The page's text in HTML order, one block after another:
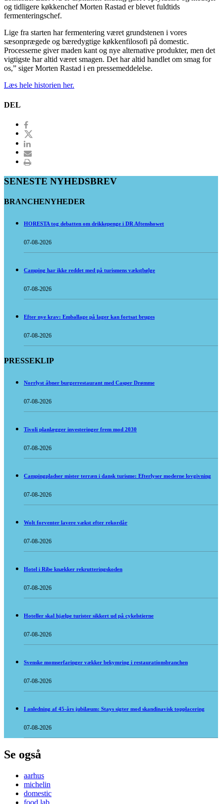
og tidligere køkkenchef Morten Rastad er blevet fuldtids
fermenteringschef.
Lige fra starten har fermentering været grundstenen i vores
sæsonprægede og bæredygtige køkkenfilosofi på domestic.
Processerne giver maden kant og nye alternative produkter, men det
vigtigste har altid været smagen. Det har altid handlet om smag for
os,” siger Morten Rastad i en pressemeddelelse.
Læs hele historien her.
DEL
SENESTE NYHEDSBREV
BRANCHENYHEDER
HORESTA tog debatten om drikkepenge i DR Aftenshowet
07-08-2026
Camping har ikke reddet med på turismens vækstbølge
07-08-2026
Efter nye krav: Emballage på lager kan fortsat bruges
07-08-2026
PRESSEKLIP
Norrlyst åbner burgerrestaurant med Casper Drømme
07-08-2026
Tivoli planlægger investeringer frem mod 2030
07-08-2026
Campingpladser mister terræn i dansk turisme: Efterlyser moderne lovgivning
07-08-2026
Wolt forventer lavere vækst efter rekordår
07-08-2026
Hotel i Ribe knækker rekrutteringskoden
07-08-2026
Hoteller skal hjælpe turister sikkert ud på cykelstierne
07-08-2026
Svenske momserfaringer vækker bekymring i restaurationsbranchen
07-08-2026
I anledning af 45-års jubilæum: Stays sigter mod skandinavisk topplacering
07-08-2026
Se også
aarhus
michelin
domestic
food lab